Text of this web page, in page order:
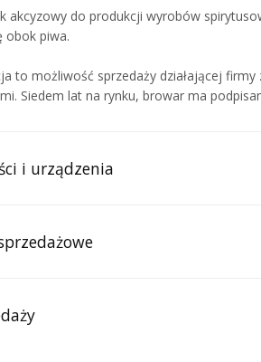
akcyzowy do produkcji wyrobów
obok piwa.
to możliwość sprzedaży działającej
Siedem lat na rynku, browar ma
i urządzenia